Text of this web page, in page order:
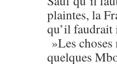
plaintes, la
qu’il faudrait
»Les
quelques